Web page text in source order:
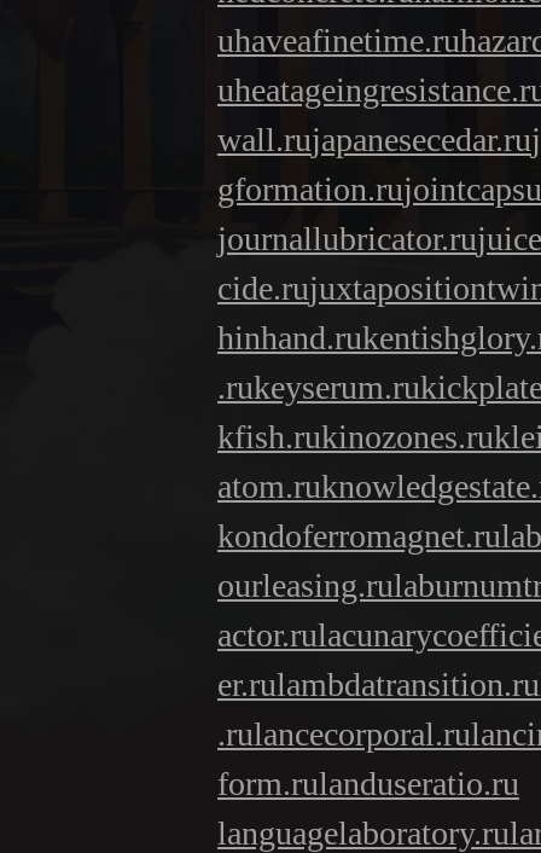
uhaveafinetime.ru
u
wall.rujapanesecedar.ru
gformation.ru
journallubricator.ru
cide.ru
hinhand.ru
.rukeyserum.ru
kfish.rukinozones.ru
atom.ru
kondoferromagnet.ru
ourleasing.ru
actor.ru
er.rulambdatransition.ru
.rulancecorporal.ru
form.rulanduseratio.ru
languagelaboratory.ru